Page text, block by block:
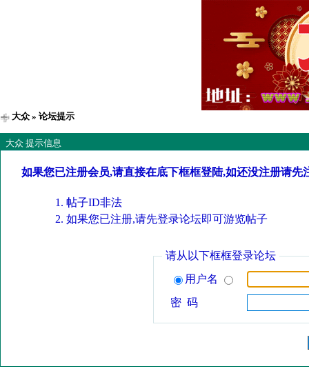
大众 » 论坛提示
大众 提示信息
如果您已注册会员,请直接在底下框框登陆,如还没注册请先
帖子ID非法
如果您已注册,请先登录论坛即可游览帖子
请从以下框框登录论坛
用户名
密 码